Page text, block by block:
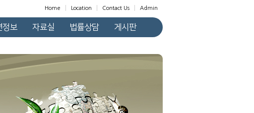
Home Location Contact Us Admin
정보 자료실 법률상담 게시판